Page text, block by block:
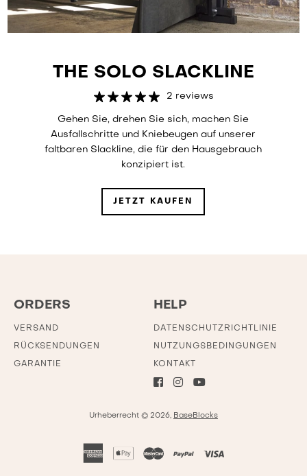
THE SOLO SLACKLINE
2 reviews
Gehen Sie, drehen Sie sich, machen Sie
Ausfallschritte und Kniebeugen auf unserer
faltbaren Slackline, die für den Hausgebrauch
konzipiert ist.
JETZT KAUFEN
ORDERS
VERSAND
RÜCKSENDUNGEN
GARANTIE
HELP
DATENSCHUTZRICHTLINIE
NUTZUNGSBEDINGUNGEN
KONTAKT
Urheberrecht © 2026, BaseBlocks